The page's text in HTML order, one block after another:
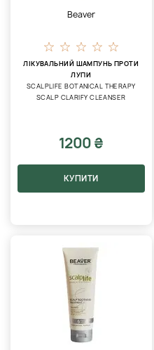
Beaver
ЛІКУВАЛЬНИЙ ШАМПУНЬ ПРОТИ
ЛУПИ
SCALPLIFE BOTANICAL THERAPY
SCALP CLARIFY CLEANSER
1200 ₴
КУПИТИ